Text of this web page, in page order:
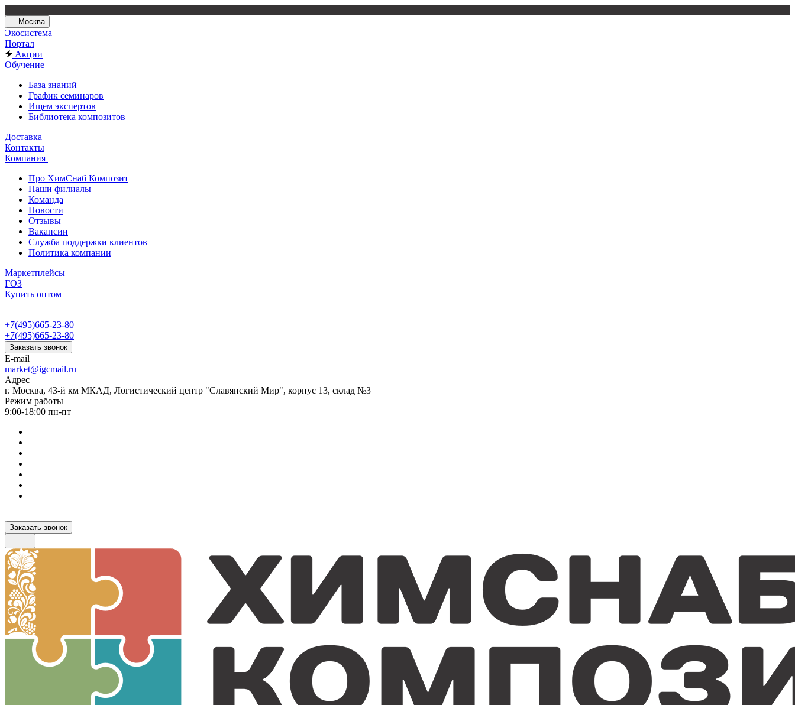
Москва
Экосистема
Портал
Акции
Обучение
База знаний
График семинаров
Ищем экспертов
Библиотека композитов
Доставка
Контакты
Компания
Про ХимСнаб Композит
Наши филиалы
Команда
Новости
Отзывы
Вакансии
Служба поддержки клиентов
Политика компании
Маркетплейсы
ГОЗ
Купить оптом
+7(495)665-23-80
+7(495)665-23-80
Заказать звонок
E-mail
market@igcmail.ru
Адрес
г. Москва, 43-й км МКАД, Логистический центр "Славянский Мир", корпус 13, склад №3
Режим работы
9:00-18:00 пн-пт
Заказать звонок